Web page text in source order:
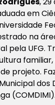
em
na
pela UFG.
familiar,
projeto.
dos
(COMDIMI).